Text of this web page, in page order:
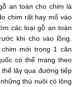
an toàn cho chim là
chim rất hay mổ vào
các loại gỗ an toàn
khi cho vào lồng.
mới trong 1 căn
có thể mang theo
lây qua đường tiếp
thú nuôi có lông